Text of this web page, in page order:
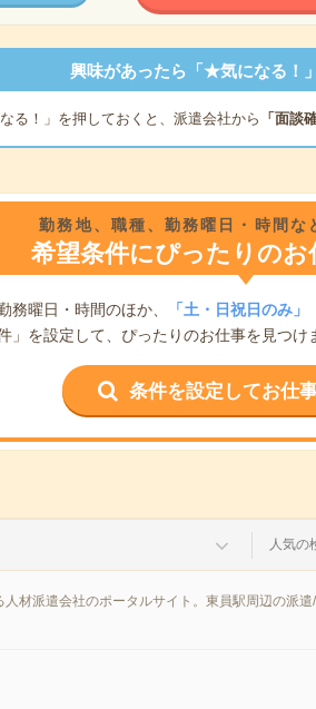
興味があったら「★気になる！
なる！」を押しておくと、派遣会社から 「面談
勤務地、職種、勤務曜日・時間な
希望条件にぴったりのお
務曜日・時間のほか、 「土・日祝日のみ」
」を設定して、ぴったりのお仕事を見つけ
条件を設定してお仕
人気の
材派遣会社のポータルサイト。東員駅周辺の派